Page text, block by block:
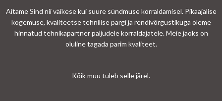
Aitame Sind nii väikese kui suure sündmuse korraldamisel. Pikaajalise
kogemuse, kvaliteetse tehnilise pargi ja rendivõrgustikuga oleme
hinnatud tehnikapartner paljudele korraldajatele. Meie jaoks on
oluline tagada parim kvaliteet.
Kõik muu tuleb selle järel.